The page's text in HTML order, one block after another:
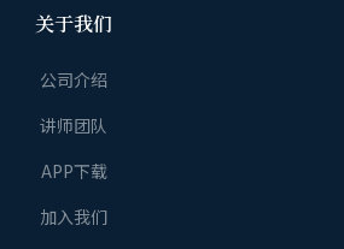
关于我们
公司介绍
讲师团队
APP下载
加入我们